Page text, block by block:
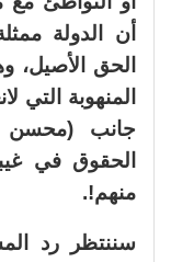
أن الدولة
الحق الأصيل،
المنهوبة
جانب (محسن
الحقوق في
منهم!.
سننتظر رد